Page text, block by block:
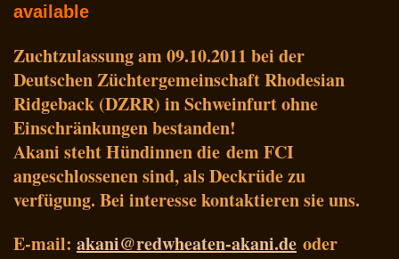
available
Zuchtzulassung am 09.10.2011 bei der
Deutschen Züchtergemeinschaft Rhodesian
Ridgeback (DZRR) in Schweinfurt ohne
Einschränkungen bestanden!
Akani steht Hündinnen die dem FCI
angeschlossenen sind, als Deckrüde zu
verfügung. Bei interesse kontaktieren sie uns.
E-mail: akani@redwheaten-akani.de oder